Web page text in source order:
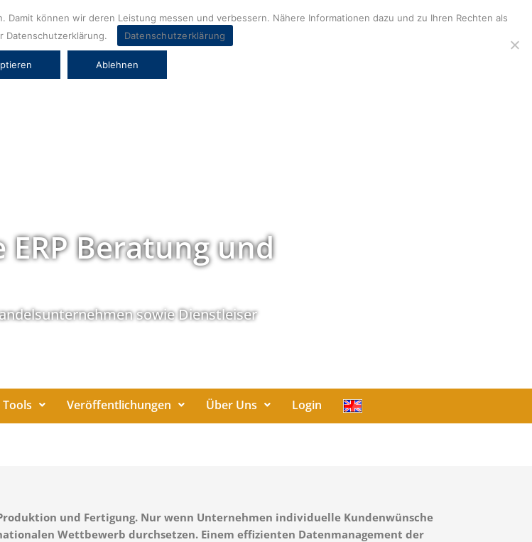
Beratung und
sowie Dienstleiser
Veröffentlichungen Über Uns Login
und Fertigung. Nur wenn Unternehmen individuelle Kundenwünsche
Wettbewerb durchsetzen. Einem effizienten Datenmanagement der
können wir deren Leistung messen und verbessern. Nähere Informationen dazu und zu Ihren Rechten als
Datenschutzerklärung.
Datenschutzerklärung
Ablehnen